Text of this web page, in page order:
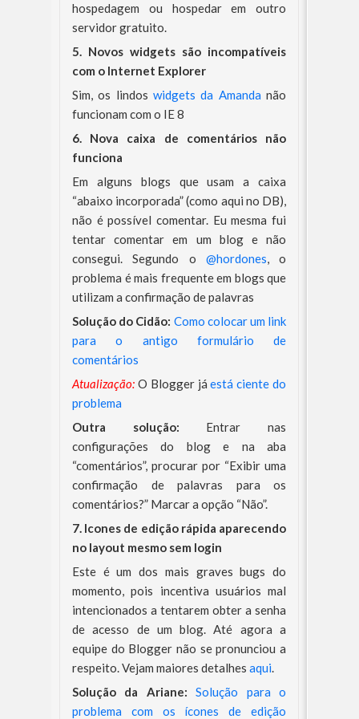
hospedagem ou hospedar em outro
servidor gratuito.
5. Novos widgets são incompatíveis
com o Internet Explorer
Sim, os lindos widgets da Amanda não
funcionam com o IE 8
6. Nova caixa de comentários não
funciona
Em alguns blogs que usam a caixa
“abaixo incorporada” (como aqui no DB),
não é possível comentar. Eu mesma fui
tentar comentar em um blog e não
consegui. Segundo o @hordones, o
problema é mais frequente em blogs que
utilizam a confirmação de palavras
Solução do Cidão: Como colocar um link
para o antigo formulário de
comentários
Atualização: O Blogger jáestá ciente do
problema
Outra solução: Entrar nas
configurações do blog e na aba
“comentários”, procurar por “Exibir uma
confirmação de palavras para os
comentários?” Marcar a opção “Não”.
7. Icones de edição rápida aparecendo
no layout mesmo sem login
Este é um dos mais graves bugs do
momento, pois incentiva usuários mal
intencionados a tentarem obter a senha
de acesso de um blog. Até agora a
equipe do Blogger não se pronunciou a
respeito. Vejam maiores detalhes aqui.
Solução da Ariane:Solução para o
problema com os ícones de edição